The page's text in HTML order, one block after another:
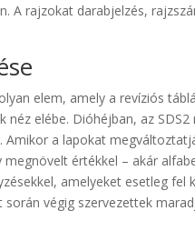
A rajzokat darabjelzés,
elem, amely a revíziós
elébe. Dióhéjban, az
a lapokat
értékkel – akár
amelyeket esetleg fel
végig szervezettek